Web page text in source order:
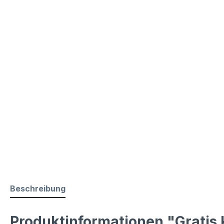
Beschreibung